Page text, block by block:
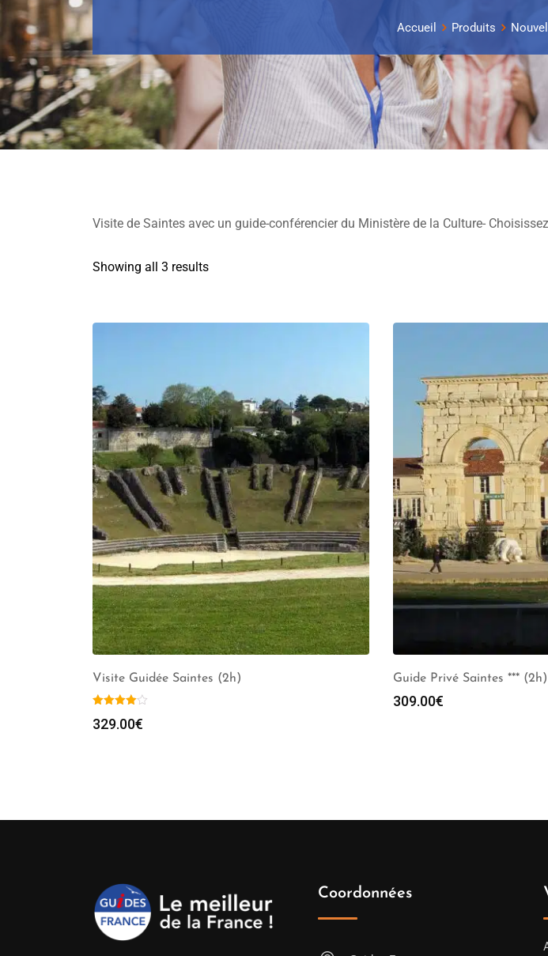
Accueil Produits
Visite de Saintes avec un guide-conférencier du Ministère de la Culture-
Showing all 3 results
Visite Guidée Saintes (2h)
329.00€
Guide Privé Saintes *** (2h)
309.00€
Coordonnées